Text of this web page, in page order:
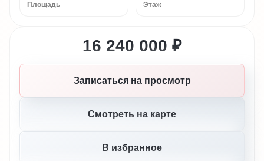
Площадь Этаж
16 240 000 ₽
Записаться на просмотр
Смотреть на карте
В избранное